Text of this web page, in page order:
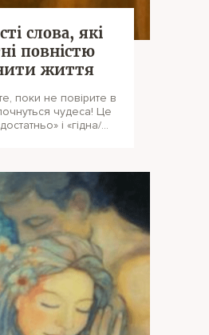
слова, які
повністю
життя
поки не повірите в
чудеса! Це
і «гідна/